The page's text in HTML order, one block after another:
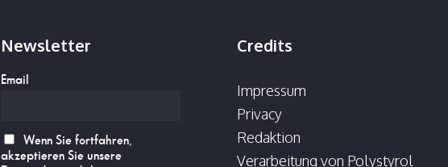
Newsletter
Email
Wenn Sie fortfahren,
akzeptieren Sie unsere
Credits
Impressum
Privacy
Redaktion
Verarbeitung von Polystyrol